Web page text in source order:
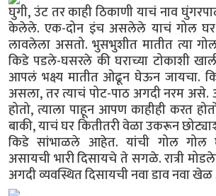
घुगी, उंट तर काही ठिकाणी याचं नाव
केलेले. एक-दोन इंच असलेले याचं गोल
लावलेला असतो. भुसभुशीत मातीत त्या
किडे पडले-घसरले की घराच्या टोकाशी
आपलं भक्ष्य मातीत ओढून घेऊन जायचा.
असला, तर त्याचं पोट-पाठ अगदी नरम
होतो, त्याला पाहून आपण काहीही करत
बाकी, याचं घर कितीतरी वेळा उकरून
किडे सांभाळले आहेत. यांची गोल गोल
असायची भारी दिसायचे ते सगळे. रात्री
अगदी व्यवस्थित दिसायची नवा डाव नवा